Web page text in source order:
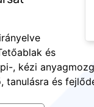
és
, kézi
és